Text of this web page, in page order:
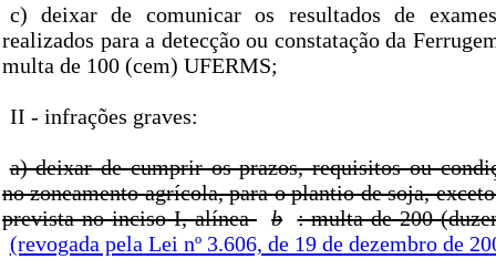
c) deixar de comunicar os resultados de
realizados para a detecção ou constatação da
multa de 100 (cem) UFERMS;
II - infrações graves:
a) deixar de cumprir os prazos, requisitos ou
no zoneamento agrícola, para o plantio de soja,
prevista no inciso I, alínea
b
: multa de 200
(revogada pela Lei nº 3.606, de 19 de dezembro de